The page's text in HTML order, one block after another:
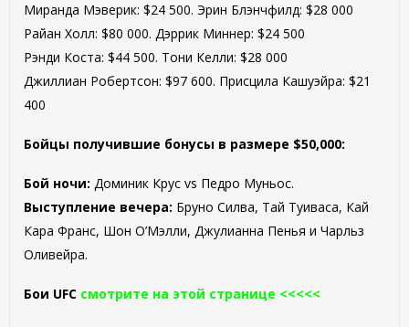
Миранда Мэверик: $24 500. Эрин Блэнчфилд: $28 000
Райан Холл: $80 000. Дэррик Миннер: $24 500
Рэнди Коста: $44 500. Тони Келли: $28 000
Джиллиан Робертсон: $97 600. Присцила Кашуэйра: $21
400
Бойцы получившие бонусы в размере $50,000:
Бой ночи: Доминик Крус vs Педро Муньос.
Выступление вечера: Бруно Силва, Тай Туиваса, Кай
Кара Франс, Шон О’Мэлли, Джулианна Пенья и Чарльз
Оливейра.
Бои UFC смотрите на этой странице <<<<<